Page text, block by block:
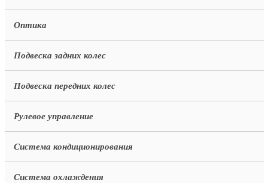
Оптика
Подвеска задних колес
Подвеска передних колес
Рулевое управление
Система кондиционирования
Система охлаждения